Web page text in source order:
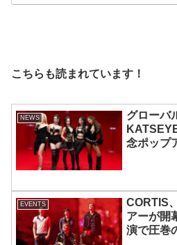
こちらも読まれています！
NEWS
グローバ
念ポップ
EVENTS
CORTIS
アーが開
演で圧巻